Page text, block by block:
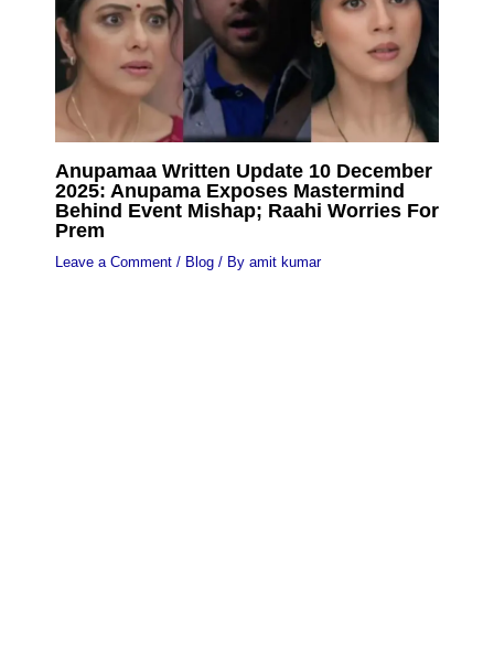
Anupamaa Written Update 10 December
2025: Anupama Exposes Mastermind
Behind Event Mishap; Raahi Worries For
Prem
Leave a Comment / Blog/ By amit kumar